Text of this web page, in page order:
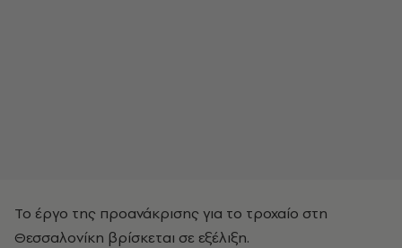
Το έργο της προανάκρισης για το τροχαίο στη
Θεσσαλονίκη βρίσκεται σε εξέλιξη.